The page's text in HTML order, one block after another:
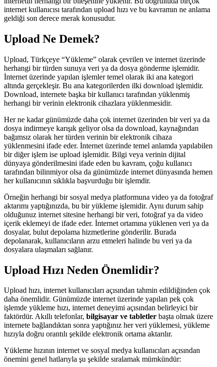
internet kullanıcısı tarafından upload hızı ve bu kavramın ne anlama
geldiği son derece merak konusudur.
Upload Ne Demek?
Upload, Türkçeye “Yükleme” olarak çevrilen ve internet üzerinde
herhangi bir türden sunuya veri ya da dosya gönderme işlemidir.
İnternet üzerinde yapılan işlemler temel olarak iki ana kategori
altında gerçekleşir. Bu ana kategorilerden ilki download işlemidir.
Download, internete başka bir kullanıcı tarafından yüklenmiş
herhangi bir verinin elektronik cihazlara yüklenmesidir.
Her ne kadar günümüzde daha çok internet üzerinden bir veri ya da
dosya indirmeye karışık geliyor olsa da download, kaynağından
bağımsız olarak her türden verinin bir elektronik cihaza
yüklenmesini ifade eder. İnternet üzerinde temel anlamda yapılabilen
bir diğer işlem ise upload işlemidir. Bilgi veya verinin dijital
dünyaya gönderilmesini ifade eden bu kavram, çoğu kullanıcı
tarafından bilinmiyor olsa da günümüzde internet dünyasında hemen
her kullanıcının sıklıkla başvurduğu bir işlemdir.
Örneğin herhangi bir sosyal medya platformuna video ya da fotoğraf
aktarımı yaptığınızda, bu bir yükleme işlemidir. Aynı durum sahip
olduğunuz internet sitesine herhangi bir veri, fotoğraf ya da video
içerik eklemeyi de ifade eder. İnternet ortamına yüklenen veri ya da
dosyalar, bulut depolama hizmetlerine gönderilir. Burada
depolanarak, kullanıcıların arzu etmeleri halinde bu veri ya da
dosyalara ulaşmaları sağlanır.
Upload Hızı Neden Önemlidir?
Upload hızı, internet kullanıcıları açısından tahmin edildiğinden çok
daha önemlidir. Günümüzde internet üzerinde yapılan pek çok
işlemde yükleme hızı, internet deneyimi açısından belirleyici bir
faktördür. Akıllı telefonlar, bilgisayar ve tabletler başta olmak üzere
internete bağlandıktan sonra yaptığınız her veri yüklemesi, yükleme
hızıyla doğru orantılı şekilde elektronik ortama aktarılır.
Yükleme hızının internet ve sosyal medya kullanıcıları açısından
önemini genel hatlarıyla şu şekilde sıralamak mümkündür: